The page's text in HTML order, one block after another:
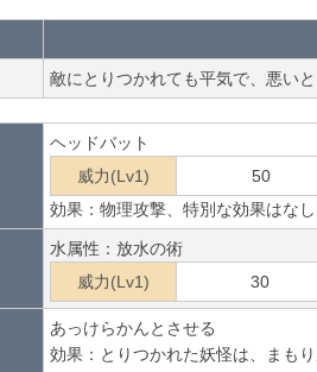
敵にとりつかれても平気で、悪い
ヘッドバット
威力(Lv1)
50
効果：物理攻撃、特別な効果はなし
水属性：放水の術
威力(Lv1)
30
あっけらかんとさせる
効果：とりつかれた妖怪は、まも